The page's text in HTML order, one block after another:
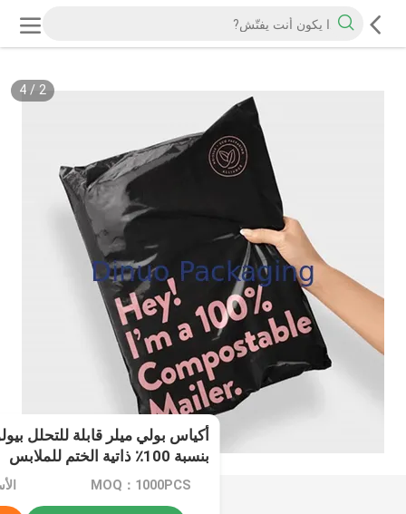
2
/
4
أكياس بولي ميلر قابلة للتحلل
بنسبة 100٪ ذاتية الختم للملابس
MOQ：1000PCS